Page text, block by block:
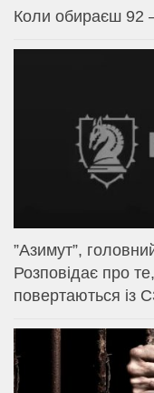
Коли обираєш
⁨”Азимут”,
Розповідає про
повертаються із